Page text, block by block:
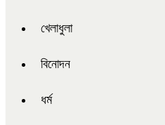
খেলাধুলা
বিনোদন
ধর্ম